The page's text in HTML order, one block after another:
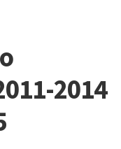
2014